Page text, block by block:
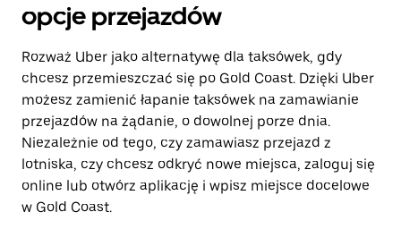
opcje przejazdów
Rozważ Uber jako alternatywę dla taksówek, gdy
chcesz przemieszczać się po Gold Coast. Dzięki Uber
możesz zamienić łapanie taksówek na zamawianie
przejazdów na żądanie, o dowolnej porze dnia.
Niezależnie od tego, czy zamawiasz przejazd z
lotniska, czy chcesz odkryć nowe miejsca, zaloguj się
online lub otwórz aplikację i wpisz miejsce docelowe
w Gold Coast.